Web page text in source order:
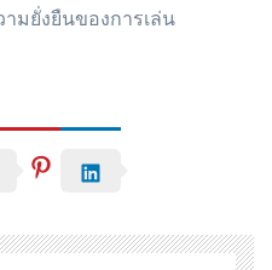
มยั่งยืนของการเล่น